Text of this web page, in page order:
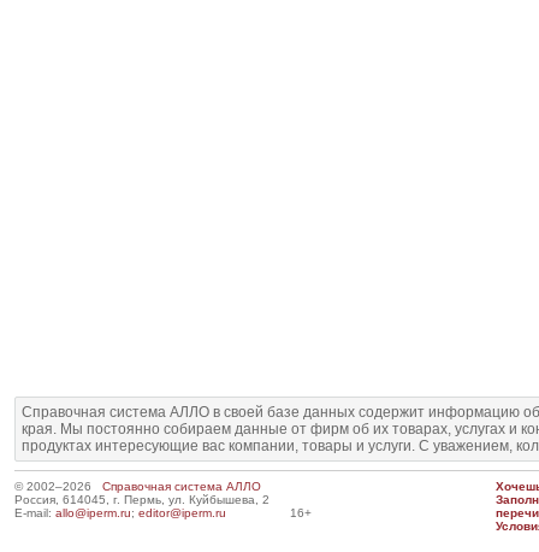
Справочная система АЛЛО в своей базе данных содержит информацию
края. Мы постоянно собираем данные от фирм об их товарах, услугах и
продуктах интересующие вас компании, товары и услуги. С уважением,
© 2002–2026 Справочная система АЛЛО
Россия, 614045, г. Пермь, ул. Куйбышева, 2
E-mail: allo@iperm.ru; editor@iperm.ru 16+